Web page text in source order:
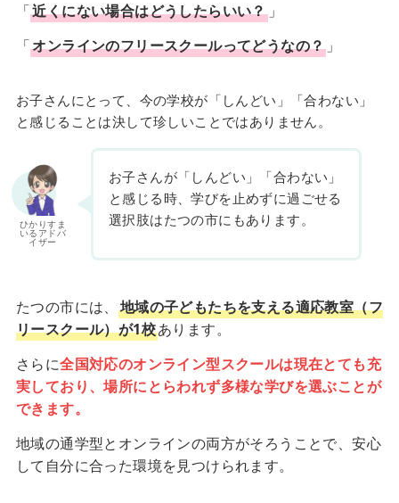
「近くにない場合はどうしたらいい？」
「オンラインのフリースクールってどうなの？ 」
お子さんにとって、今の学校が「しんどい」「合わない」
と感じることは決して珍しいことではありません。
ひかりすま
いるアドバ
イザー
お子さんが「しんどい」「合わない」
と感じる時、学びを止めずに過ごせる
選択肢はたつの市にもあります。
たつの市には、 地域の子どもたちを支える適応教室（フ
リースクール）が1校あります。
さらに全国対応のオンライン型スクールは現在とても充
実しており、場所にとらわれず多様な学びを選ぶことが
できます。
地域の通学型とオンラインの両方がそろうことで、安心
して自分に合った環境を見つけられます。